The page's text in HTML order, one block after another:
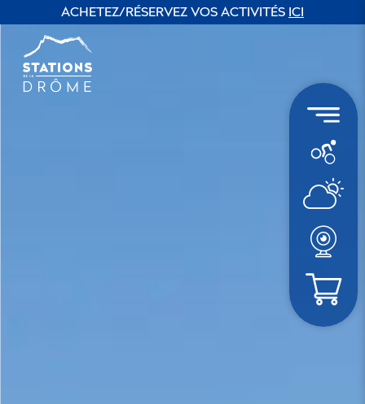
ACHETEZ/RÉSERVEZ VOS ACTIVITÉS ICI